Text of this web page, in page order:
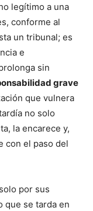
legítimo a una
conforme al
un tribunal; es
e
sin
grave
que vulnera
no solo
la encarece y,
con el paso del
por sus
que se tarda en